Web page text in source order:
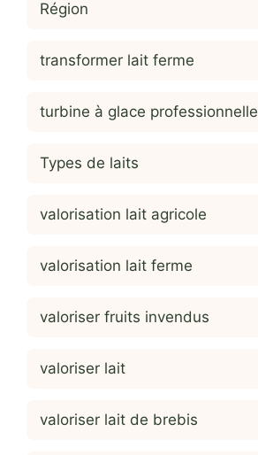
Région
transformer lait ferme
turbine à glace professionnelle
Types de laits
valorisation lait agricole
valorisation lait ferme
valoriser fruits invendus
valoriser lait
valoriser lait de brebis